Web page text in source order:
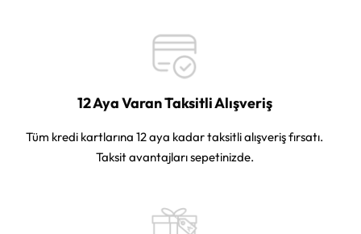
12 Aya Varan Taksitli Alışveriş
Tüm kredi kartlarına 12 aya kadar taksitli alışveriş fırsatı.
Taksit avantajları sepetinizde.